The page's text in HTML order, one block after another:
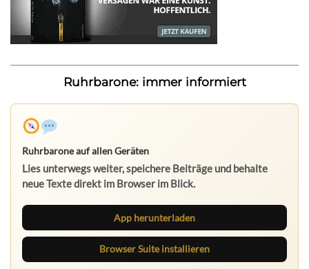
Ruhrbarone: immer informiert
Ruhrbarone auf allen Geräten
Lies unterwegs weiter, speichere Beiträge und behalte
neue Texte direkt im Browser im Blick.
App herunterladen
Browser Suite installieren